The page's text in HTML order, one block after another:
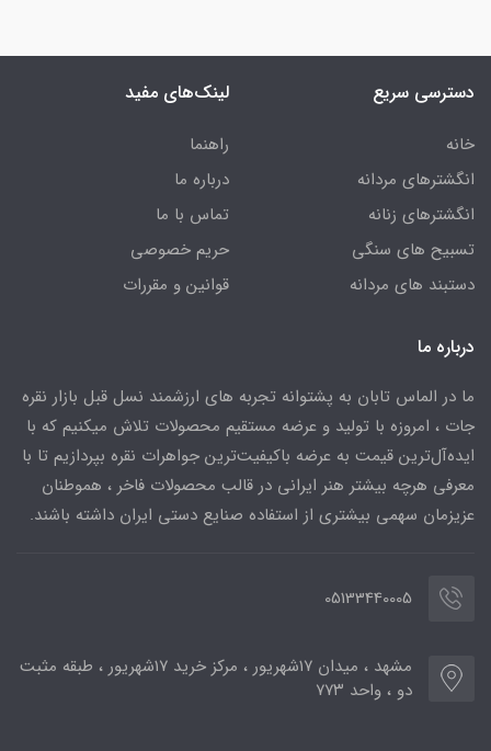
دسترسی سریع
خانه
انگشترهای مردانه
انگشترهای زنانه
تسبیح های سنگی
دستبند های مردانه
لینک‌های مفید
راهنما
درباره ما
تماس با ما
حریم خصوصی
قوانین و مقررات
درباره ما
ما در الماس تابان به پشتوانه تجربه های ارزشمند نسل قبل بازار نقره
جات ، امروزه با تولید و عرضه مستقیم محصولات تلاش میکنیم که با
ایده‌آل‌ترین قیمت به عرضه باکیفیت‌ترین جواهرات نقره بپردازیم تا با
معرفی هرچه بیشتر هنر ایرانی در قالب محصولات فاخر ، هموطنان
عزیزمان سهمی بیشتری از استفاده صنایع دستی ایران داشته باشند.
05133440005
مشهد ، میدان ۱۷شهریور ، مرکز خرید ۱۷شهریور ، طبقه مثبت
دو ، واحد ۷۷۳